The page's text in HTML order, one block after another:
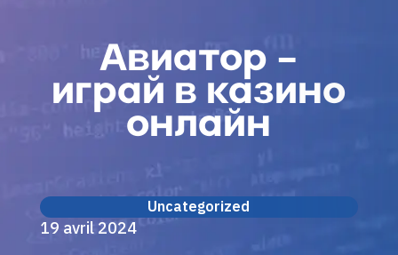
Авиатор –
играй в казино
онлайн
Uncategorized
19 avril 2024